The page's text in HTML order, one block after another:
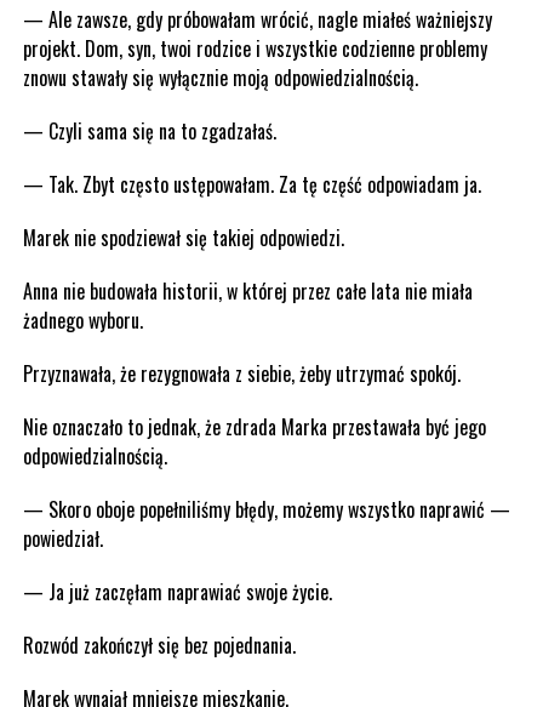
— Ale zawsze, gdy próbowałam wrócić, nagle miałeś ważniejszy
projekt. Dom, syn, twoi rodzice i wszystkie codzienne problemy
znowu stawały się wyłącznie moją odpowiedzialnością.
— Czyli sama się na to zgadzałaś.
— Tak. Zbyt często ustępowałam. Za tę część odpowiadam ja.
Marek nie spodziewał się takiej odpowiedzi.
Anna nie budowała historii, w której przez całe lata nie miała
żadnego wyboru.
Przyznawała, że rezygnowała z siebie, żeby utrzymać spokój.
Nie oznaczało to jednak, że zdrada Marka przestawała być jego
odpowiedzialnością.
— Skoro oboje popełniliśmy błędy, możemy wszystko naprawić —
powiedział.
— Ja już zaczęłam naprawiać swoje życie.
Rozwód zakończył się bez pojednania.
Marek wynajął mniejsze mieszkanie.